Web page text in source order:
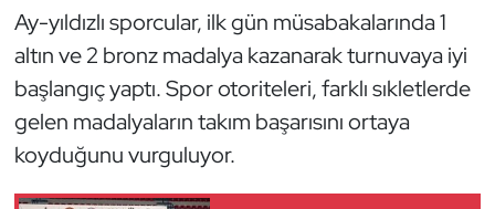
Ay-yıldızlı sporcular, ilk gün müsabakalarında 1
altın ve 2 bronz madalya kazanarak turnuvaya iyi
başlangıç yaptı. Spor otoriteleri, farklı sıkletlerde
gelen madalyaların takım başarısını ortaya
koyduğunu vurguluyor.
Kayak
Kempo
Kick Boks